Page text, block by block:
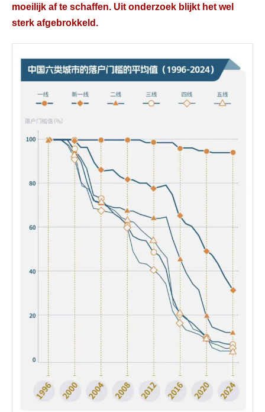
moeilijk af te schaffen. Uit onderzoek blijkt het wel
sterk afgebrokkeld.